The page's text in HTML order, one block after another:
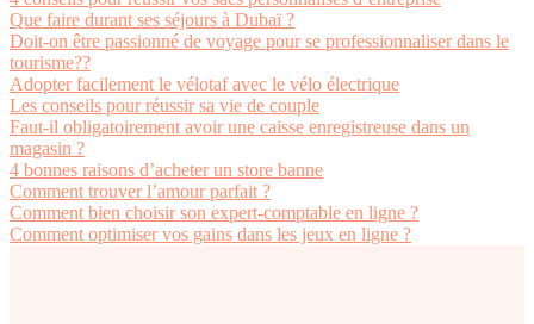
Que faire durant ses séjours à Dubaï ?
Doit-on être passionné de voyage pour se professionnaliser dans le
tourisme??
Adopter facilement le vélotaf avec le vélo électrique
Les conseils pour réussir sa vie de couple
Faut-il obligatoirement avoir une caisse enregistreuse dans un
magasin ?
4 bonnes raisons d’acheter un store banne
Comment trouver l’amour parfait ?
Comment bien choisir son expert-comptable en ligne ?
Comment optimiser vos gains dans les jeux en ligne ?